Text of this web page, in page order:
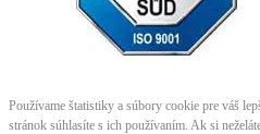
Používame štatistiky a súbory cookie pre váš
stránok súhlasíte s ich používaním. Ak si